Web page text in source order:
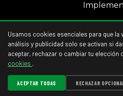
Acceso a mi cuenta
GESTIONAR
Usamos cookies esenciales para que la
análisis y publicidad solo se activan si
aceptar, rechazar o cambiar tu elección
cookies .
ACEPTAR TODAS RECHAZAR